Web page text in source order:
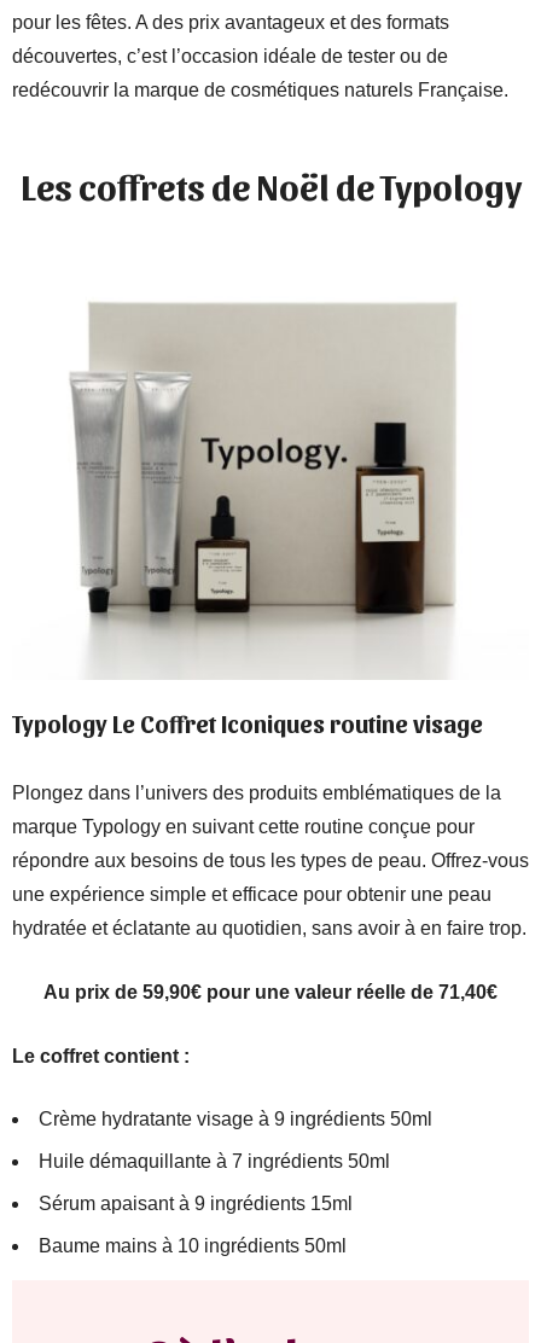
pour les fêtes. A des prix avantageux et des formats
découvertes, c’est l’occasion idéale de tester ou de
redécouvrir la marque de cosmétiques naturels Française.
Les coffrets de Noël de Typology
Typology Le Coffret Iconiques routine visage
Plongez dans l’univers des produits emblématiques de la
marque Typology en suivant cette routine conçue pour
répondre aux besoins de tous les types de peau. Offrez-vous
une expérience simple et efficace pour obtenir une peau
hydratée et éclatante au quotidien, sans avoir à en faire trop.
Au prix de 59,90€ pour une valeur réelle de 71,40€
Le coffret contient :
Crème hydratante visage à 9 ingrédients 50ml
Huile démaquillante à 7 ingrédients 50ml
Sérum apaisant à 9 ingrédients 15ml
Baume mains à 10 ingrédients 50ml